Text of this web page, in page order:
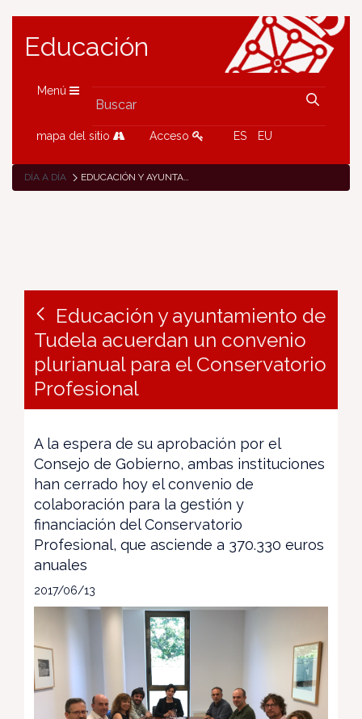
Educación
Menú
mapa del sitio Acceso ES EU
DÍA A DÍA EDUCACIÓN Y AYUNTAMIENTO DE TUDELA ACUERDAN UN CONVENIO PLURIANUAL PARA EL CONSERVATORIO PROFESIONAL
Educación y ayuntamiento de
Tudela acuerdan un convenio
plurianual para el Conservatorio
Profesional
A la espera de su aprobación por el
Consejo de Gobierno, ambas instituciones
han cerrado hoy el convenio de
colaboración para la gestión y
financiación del Conservatorio
Profesional, que asciende a 370.330 euros
anuales
2017/06/13